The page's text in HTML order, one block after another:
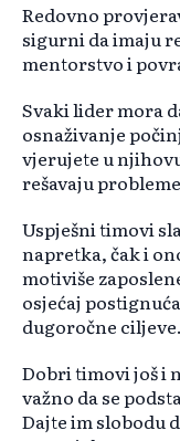
Redovno
sigurni da imaju
mentorstvo i
Svaki lider mora
osnaživanje
vjerujete u
rešavaju
Uspješni timovi
napretka, čak i
motiviše
osjećaj
dugoročne ciljeve.
Dobri timovi još i
važno da se
Dajte im slobodu